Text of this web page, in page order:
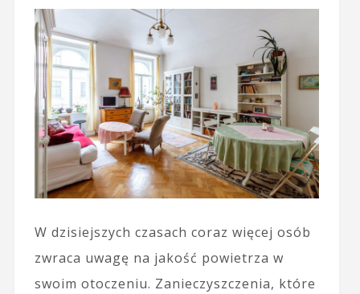
W dzisiejszych czasach coraz więcej osób
zwraca uwagę na jakość powietrza w
swoim otoczeniu. Zanieczyszczenia, które